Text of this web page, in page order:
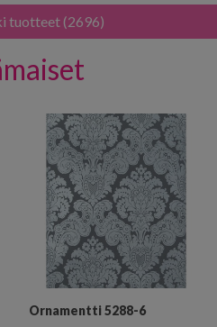
tuotteet (2696)
Ornamentti 5288-6